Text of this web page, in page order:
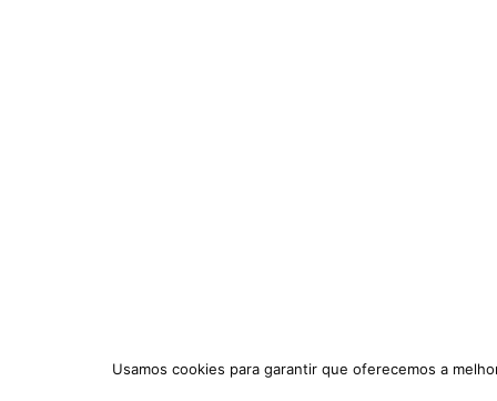
Usamos cookies para garantir que oferecemos a